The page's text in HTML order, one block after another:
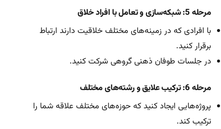
مرحله 5: شبکه‌سازی و تعامل با افراد خلاق
با افرادی که در زمینه‌های مختلف خلاقیت دارند ارتباط
برقرار کنید.
در جلسات طوفان ذهنی گروهی شرکت کنید.
مرحله 6: ترکیب علایق و رشته‌های مختلف
پروژه‌هایی ایجاد کنید که حوزه‌های مختلف علاقه شما را
ترکیب کند.